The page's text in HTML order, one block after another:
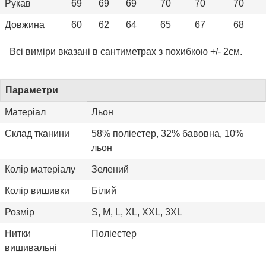
Рукав 69 69 69 70 70 70
Довжина 60 62 64 65 67 68
Всі виміри вказані в сантиметрах з похибкою +/- 2см.
Параметри
Матеріал Льон
Склад тканини
58% поліестер, 32% бавовна, 10%
льон
Колір матеріалу Зелений
Колір вишивки Білий
Розмір S, M, L, XL, XXL, 3XL
Нитки
вишивальні
Поліестер